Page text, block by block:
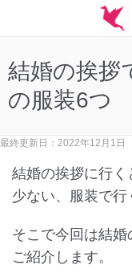
結婚の挨拶
の服装6つ
最終更新日：2022年12月1日
結婚の挨拶に行く
少ない、服装で行
そこで今回は結
ご紹介します。